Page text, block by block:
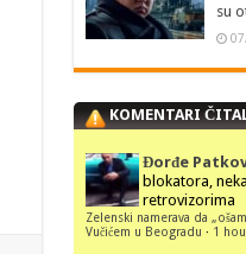
su
KOMENTARI
Đorđe
blokatora,
retrovizorima
Zelenski namerava da
Vučićem u Beogradu · 1